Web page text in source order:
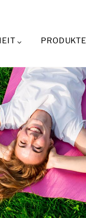
PRODUKTE